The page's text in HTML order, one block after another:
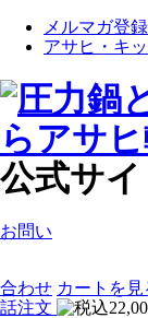
メルマガ登録
アサヒ・キ
公式サイ
お問い
合わせ カート を見
話注文